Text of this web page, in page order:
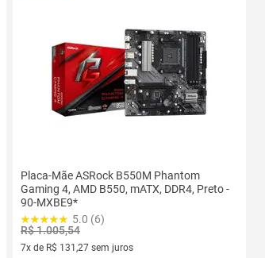
Placa-Mãe ASRock B550M Phantom
Gaming 4, AMD B550, mATX, DDR4, Preto -
90-MXBE9*
5.0 (6)
R$ 1.005,54
7x de R$ 131,27 sem juros